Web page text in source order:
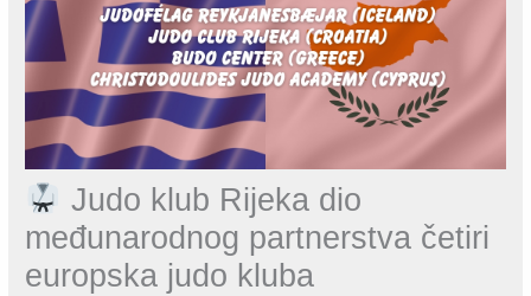
Judo klub Rijeka dio
međunarodnog partnerstva četiri
europska judo kluba